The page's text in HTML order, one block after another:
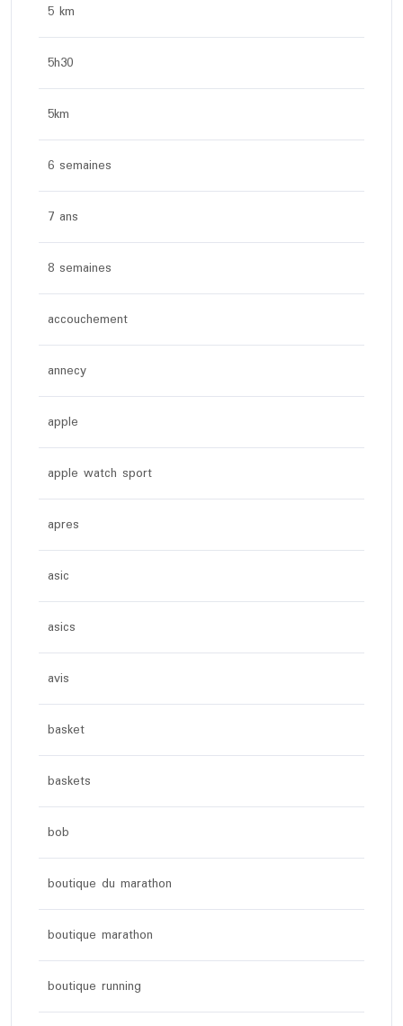
5 km
5h30
5km
6 semaines
7 ans
8 semaines
accouchement
annecy
apple
apple watch sport
apres
asic
asics
avis
basket
baskets
bob
boutique du marathon
boutique marathon
boutique running